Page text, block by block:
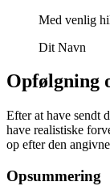
Med venlig
Dit Navn
Opfølgning
Efter at have sendt
have realistiske
op efter den
Opsummering